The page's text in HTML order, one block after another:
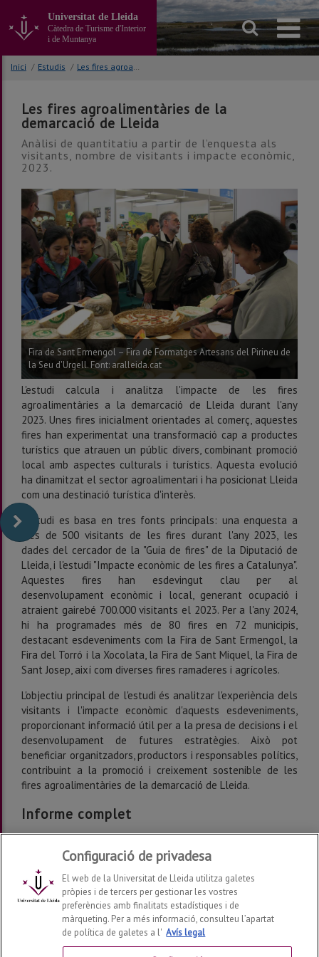
contingut
Universitat de Lleida
Càtedra de Turisme d'Interior
i de Muntanya
Inici / Estudis / Les fires agroalimentàries de la demarcació de Lleida
Les fires agroalimentàries de la
demarcació de Lleida
Anàlisi de quantitatiu a partir de l’enquesta als
visitants, nombre de visitants i impacte econòmic,
2023.
Fira de Sant Ermengol – Fira de Formatges Artesans del Pirineu de
la Seu d'Urgell. Font: aralleida.cat
L'estudi calcula i analitza l'impacte de les fires
agroalimentàries a la demarcació de Lleida durant l'any
2023. Unes fires inicialment orientades al comerç, aquestes
fires han experimentat una transformació cap a productes
turístics que atrauen un públic divers, combinant promoció
local amb aspectes culturals i turístics. Aquesta evolució
ha dinamitzat el sector agroalimentari i ha posicionat Lleida
com una destinació turística d'interès.
L'estudi es basa en tres fonts principals: una enquesta a
més de 500 visitants de les fires durant l'any 2023, les
dades del cercador de la "Guia de fires" de la Diputació de
Lleida, i l'estudi "Impacte econòmic de les fires a Catalunya".
Aquestes fires han esdevingut clau per al
desenvolupament econòmic i local, generant ocupació i
atraient gairebé 700.000 visitants el 2023. Per a l'any 2024,
hi ha programades més de 80 fires en 72 municipis,
destacant esdeveniments com la Fira de Sant Ermengol, la
Fira del Torró i la Xocolata, la Fira de Sant Miquel, la Fira de
Sant Josep, així com diverses fires ramaderes i agrícoles.
L'objectiu principal de l'estudi és analitzar l'experiència dels
visitants i l'impacte econòmic d'aquests esdeveniments,
proporcionant informació útil per a la presa de decisions i el
desenvolupament de futures estratègies. Això pot
beneficiar organitzadors, productors i responsables polítics,
contribuint a la promoció i creixement sostenible de les
fires agroalimentàries de la demarcació de Lleida.
Informe complet
Les fires agroalimentàries de la demarcació de Lleida
- Visitants i impacte econòmic, 2023
Càtedra de Turisme d'Interior i de Muntanya
Configuració de privadesa
El web de la Universitat de Lleida utilitza galetes
pròpies i de tercers per gestionar les vostres
preferències amb finalitats estadístiques i de
màrqueting. Per a més informació, consulteu l’apartat
de política de galetes a l' Avís legal